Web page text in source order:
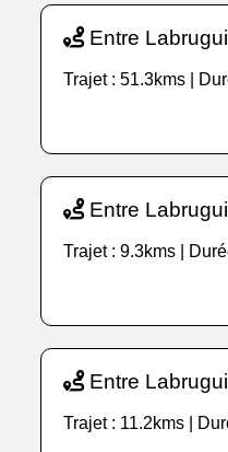
Entre
Trajet : 51.3kms |
Entre
Trajet : 9.3kms |
Entre
Trajet : 11.2kms |